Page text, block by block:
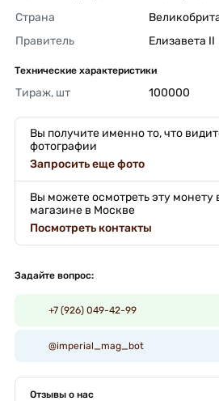
Страна
Правитель
Елизавета II
Технические характеристики
Тираж, шт 100000
Вы получите именно то, что
фотографии
Запросить еще фото
Вы можете осмотреть эту монету
магазине в Москве
Посмотреть контакты
Задайте вопрос:
+7 (926) 049-42-99
@imperial_mag_bot
Отзывы о нас